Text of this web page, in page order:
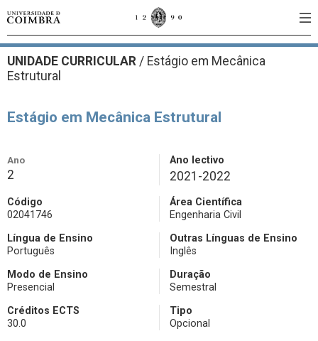
UNIDADE CURRICULAR / Estágio em Mecânica
Estrutural
Estágio em Mecânica Estrutural
Ano
2
Ano lectivo
2021-2022
Código
02041746
Área Científica
Engenharia Civil
Língua de Ensino
Português
Outras Línguas de Ensino
Inglês
Modo de Ensino
Presencial
Duração
Semestral
Créditos ECTS
30.0
Tipo
Opcional